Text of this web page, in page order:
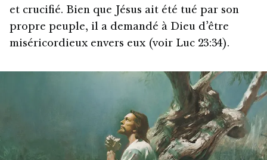
et crucifié. Bien que Jésus ait été tué par son
propre peuple, il a demandé à Dieu d’être
miséricordieux envers eux (voir Luc 23:34).